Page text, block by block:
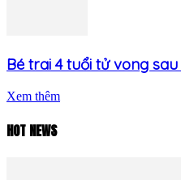
Bé trai 4 tuổi tử vong
Xem thêm
HOT NEWS